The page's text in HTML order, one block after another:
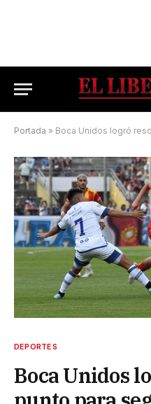
Portada » Boca Unidos logró rescatar
DEPORTES
Boca Unidos